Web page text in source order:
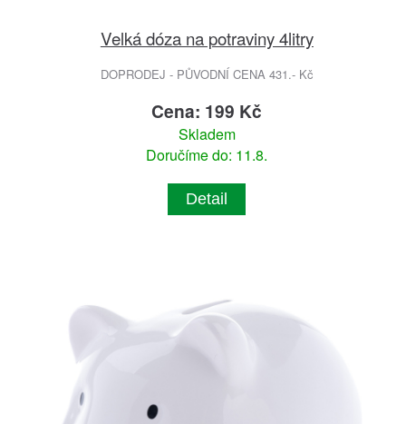
Velká dóza na potraviny 4litry
DOPRODEJ - PŮVODNÍ CENA 431.- Kč
Cena: 199 Kč
Skladem
Doručíme do: 11.8.
Detail